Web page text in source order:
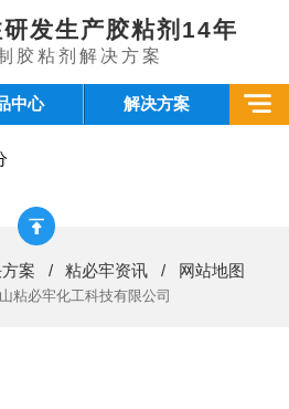
发生产胶粘剂14年
胶粘剂解决方案
中心 解决方案
案 / 粘必牢资讯 / 网站地图
粘必牢化工科技有限公司